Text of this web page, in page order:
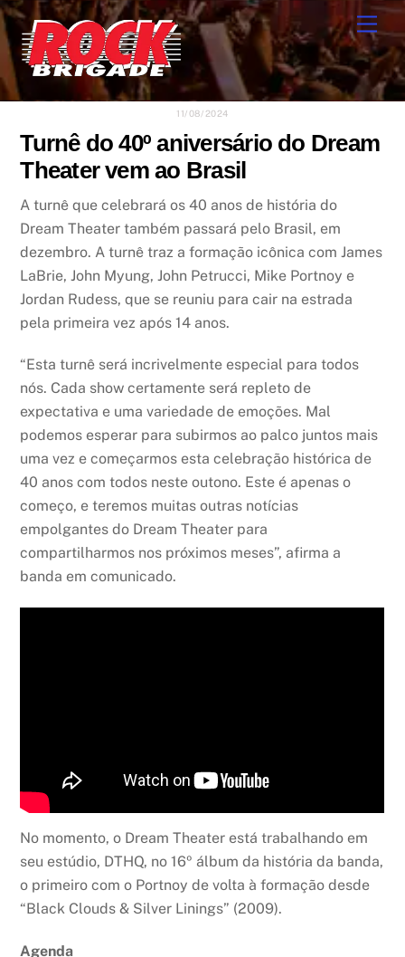
Skip
to
content
11/08/2024
Turnê do 40º aniversário do Dream
Theater vem ao Brasil
A turnê que celebrará os 40 anos de história do
Dream Theater também passará pelo Brasil, em
dezembro. A turnê traz a formação icônica com James
LaBrie, John Myung, John Petrucci, Mike Portnoy e
Jordan Rudess, que se reuniu para cair na estrada
pela primeira vez após 14 anos.
“Esta turnê será incrivelmente especial para todos
nós. Cada show certamente será repleto de
expectativa e uma variedade de emoções. Mal
podemos esperar para subirmos ao palco juntos mais
uma vez e começarmos esta celebração histórica de
40 anos com todos neste outono. Este é apenas o
começo, e teremos muitas outras notícias
empolgantes do Dream Theater para
compartilharmos nos próximos meses”, afirma a
banda em comunicado.
No momento, o Dream Theater está trabalhando em
seu estúdio, DTHQ, no 16º álbum da história da banda,
o primeiro com o Portnoy de volta à formação desde
“Black Clouds & Silver Linings” (2009).
Agenda